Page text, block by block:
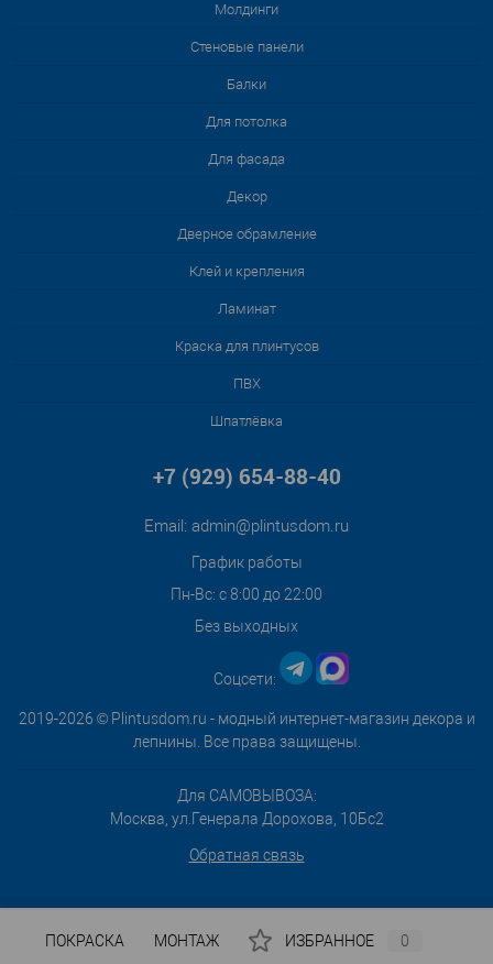
Молдинги
Стеновые панели
Балки
Для потолка
Для фасада
Декор
Дверное обрамление
Клей и крепления
Ламинат
Краска для плинтусов
ПВХ
Шпатлёвка
2019-2026 © Plintusdom.ru - модный интернет-магазин декора и
лепнины. Все права защищены.
Для САМОВЫВОЗА:
Москва, ул.Генерала Дорохова, 10Бс2
Обратная связь
+7 (929) 654-88-40
Email: admin@plintusdom.ru
График работы
Пн-Вс: с 8:00 до 22:00
Без выходных
Соцсети:
ПОКРАСКА МОНТАЖ ИЗБРАННОЕ 0